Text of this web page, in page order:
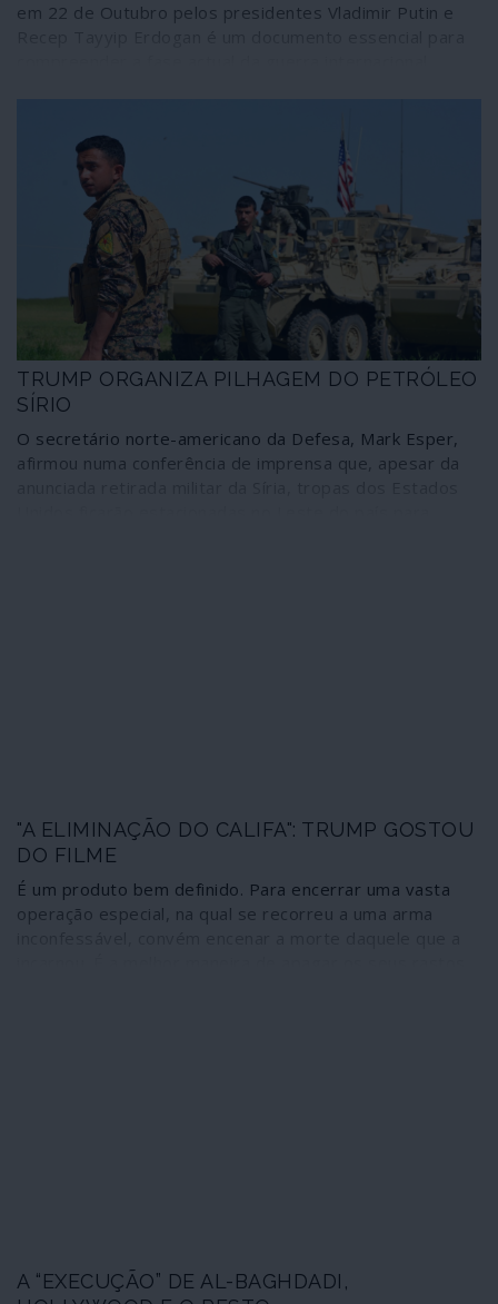
em 22 de Outubro pelos presidentes Vladimir Putin e
como pelo que omite, o texto contém em si mesmo
alguns importantes mecanismos de travagem dos
objectivos pretendidos pela NATO, pelos Estados
Unidos e outras potências suas aliadas.
TRUMP ORGANIZA PILHAGEM DO PETRÓLEO
SÍRIO
O secretário norte-americano da Defesa, Mark Esper,
afirmou numa conferência de imprensa que, apesar da
"A ELIMINAÇÃO DO CALIFA": TRUMP GOSTOU
DO FILME
É um produto bem definido. Para encerrar uma vasta
operação especial, na qual se recorreu a uma arma
A “EXECUÇÃO” DE AL-BAGHDADI,